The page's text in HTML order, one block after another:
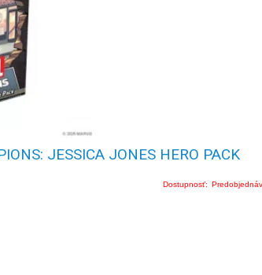
JESSICA JONES HERO PACK
Dostupnosť: